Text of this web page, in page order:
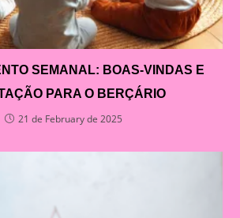
SEMANAL: BOAS-VINDAS E
PARA O BERÇÁRIO
21 de February de 2025